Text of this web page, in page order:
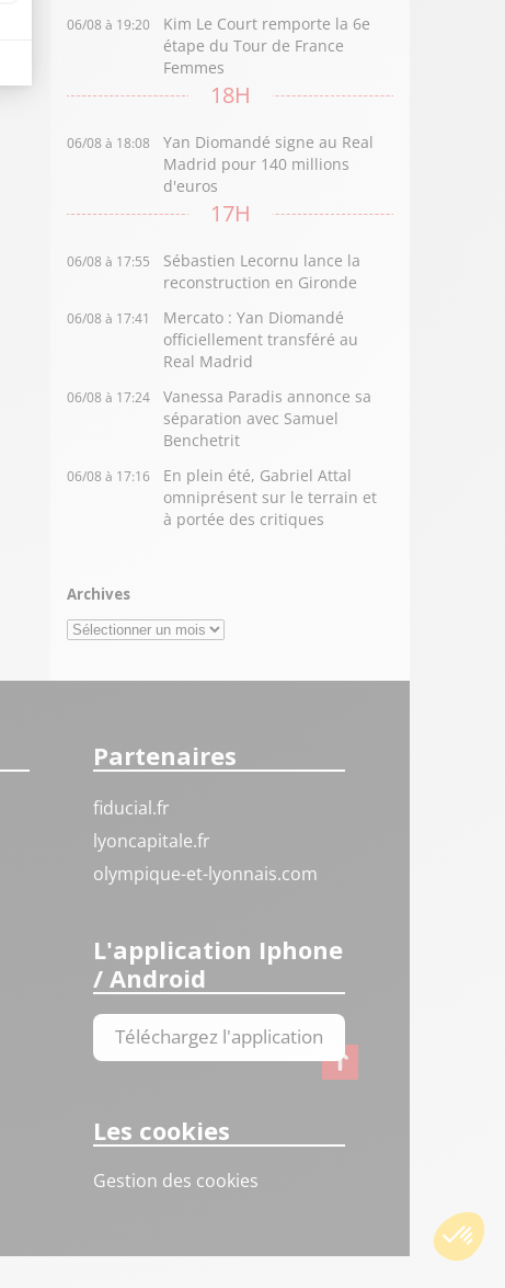
06/08 à 19:20
Kim Le Court remporte la 6e
étape du Tour de France
Femmes
18H
06/08 à 18:08
Yan Diomandé signe au Real
Madrid pour 140 millions
d'euros
17H
06/08 à 17:55
Sébastien Lecornu lance la
reconstruction en Gironde
06/08 à 17:41
Mercato : Yan Diomandé
officiellement transféré au
Real Madrid
06/08 à 17:24
Vanessa Paradis annonce sa
séparation avec Samuel
Benchetrit
06/08 à 17:16
En plein été, Gabriel Attal
omniprésent sur le terrain et
à portée des critiques
Archives
Archives
Partenaires
fiducial.fr
lyoncapitale.fr
olympique-et-lyonnais.com
L'application Iphone
/ Android
Téléchargez l'application
Les cookies
Gestion des cookies